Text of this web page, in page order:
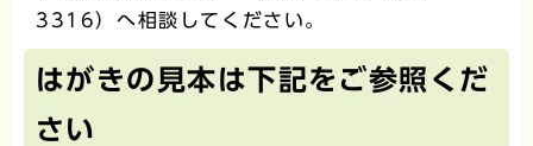
3316）へ相談してください。
はがきの見本は下記をご参照くだ
さい